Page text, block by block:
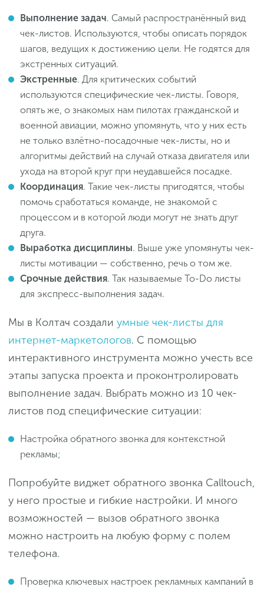
Выполнение задач. Самый распространённый вид
чек-листов. Используются, чтобы описать порядок
шагов, ведущих к достижению цели. Не годятся для
экстренных ситуаций.
Экстренные. Для критических событий
используются специфические чек-листы. Говоря,
опять же, о знакомых нам пилотах гражданской и
военной авиации, можно упомянуть, что у них есть
не только взлётно-посадочные чек-листы, но и
алгоритмы действий на случай отказа двигателя или
ухода на второй круг при неудавшейся посадке.
Координация. Такие чек-листы пригодятся, чтобы
помочь сработаться команде, не знакомой с
процессом и в которой люди могут не знать друг
друга.
Выработка дисциплины. Выше уже упомянуты чек-
листы мотивации — собственно, речь о том же.
Срочные действия. Так называемые To-Do листы
для экспресс-выполнения задач.
Мы в Колтач создали умные чек-листы для
интернет-маркетологов. С помощью
интерактивного инструмента можно учесть все
этапы запуска проекта и проконтролировать
выполнение задач. Выбрать можно из 10 чек-
листов под специфические ситуации:
Настройка обратного звонка для контекстной
рекламы;
Попробуйте виджет обратного звонка Calltouch,
у него простые и гибкие настройки. И много
возможностей — вызов обратного звонка
можно настроить на любую форму с полем
телефона.
Проверка ключевых настроек рекламных кампаний в